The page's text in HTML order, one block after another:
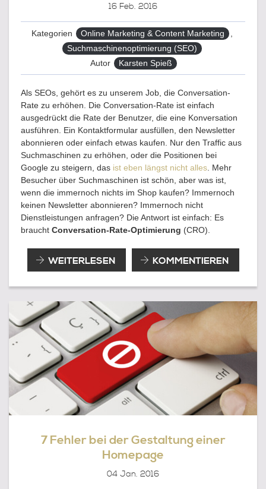
16 Feb. 2016
Kategorien Online Marketing & Content Marketing
Suchmaschinenoptimierung (SEO)
Autor
Karsten Spieß
Als SEOs, gehört es zu unserem Job, die Conversation-
Rate zu erhöhen. Die Conversation-Rate ist einfach
ausgedrückt die Rate der Benutzer, die eine Konversation
ausführen. Ein Kontaktformular ausfüllen, den Newsletter
abonnieren oder einfach etwas kaufen. Nur den Traffic aus
Suchmaschinen zu erhöhen, oder die Positionen bei
Google zu steigern, das ist eben längst nicht alles . Mehr
Besucher über Suchmaschinen ist schön, aber was ist,
wenn die immernoch nichts im Shop kaufen? Immernoch
keinen Newsletter abonnieren? Immernoch nicht
Dienstleistungen anfragen? Die Antwort ist einfach: Es
braucht Conversation-Rate-Optimierung (CRO).
CONVERSATION-
RATE-
OPTIMIERUNG
WEITERLESEN KOMMENTIEREN
7 Fehler bei der Gestaltung einer
Homepage
04 Jan. 2016